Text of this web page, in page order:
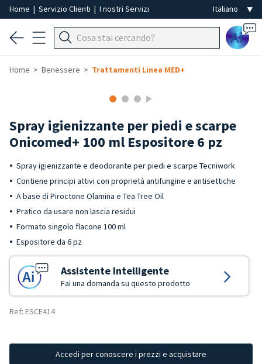
Home | Servizio Clienti | I nostri Servizi
Ai
Home Benessere Trattamenti Linea MED+
Spray igienizzante per piedi e scarpe
Onicomed+ 100 ml Espositore 6 pz
Spray igienizzante e deodorante per piedi e scarpe Tecniwork
Contiene principi attivi con proprietà antifungine e antisettiche
A base di Piroctone Olamina e Tea Tree Oil
Pratico da usare non lascia residui
Formato singolo flacone 100 ml
Espositore da 6 pz
Assistente Intelligente
Fai una domanda su questo prodotto
Ref: ESCE414
Accedi per conoscere i prezzi e acquistare